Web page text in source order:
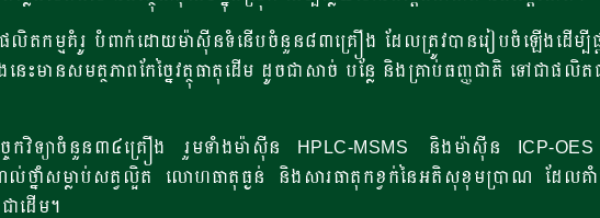
វាក់ផលិតកម្មគំរូ បំពាក់ដោយម៉ាស៊ីនទំនើបចំនួន៨៣គ្រឿង ដែលត្រូវបានរៀបចំឡើងដើម្
េះមានសមត្ថភាពកែច្នៃវត្ថុធាតុដើម ដូចជាសាច់ បន្លែ និងគ្រាប់ធញ្ញជាតិ ទៅជាផ
កវិទ្យាចំនួន៣៤គ្រឿង រួមទាំងម៉ាស៊ីន HPLC-MSMS និងម៉ាស៊ីន ICP-OES ស
នាំសម្លាប់សត្វល្អិត លោហធាតុធ្ងន់ និងសារធាតុកខ្វក់នៃអតិសុខុមប្រាណ ដែលគាំ
ាដើម។